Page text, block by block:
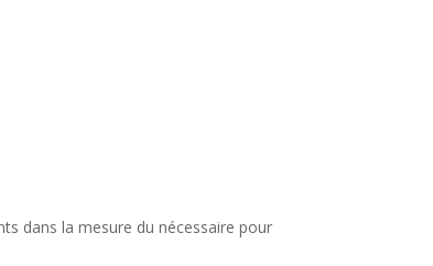
dans la mesure du nécessaire pour